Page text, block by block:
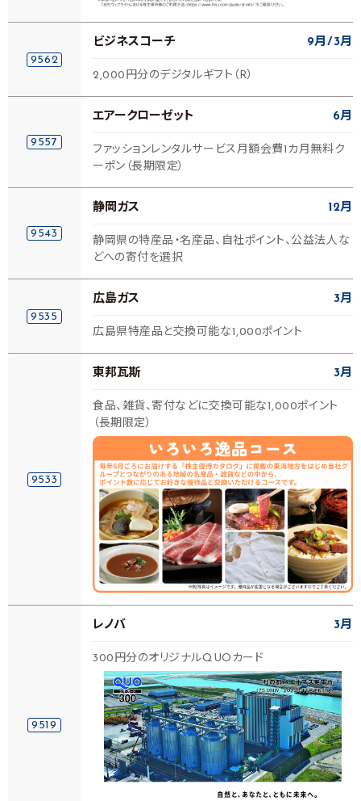
9562
ビジネスコーチ 9月 3月
2,000円分のデジタルギフト（R）
9557
エアークローゼット 6月
ファッションレンタルサービス月額会費1カ月無料ク
ーポン（長期限定）
9543
静岡ガス 12月
静岡県の特産品・名産品、自社ポイント、公益法人な
どへの寄付を選択
9535
広島ガス 3月
広島県特産品と交換可能な1,000ポイント
9533
東邦瓦斯 3月
食品、雑貨、寄付などに交換可能な1,000ポイント
（長期限定）
9519
レノバ 3月
300円分のオリジナルQUOカード